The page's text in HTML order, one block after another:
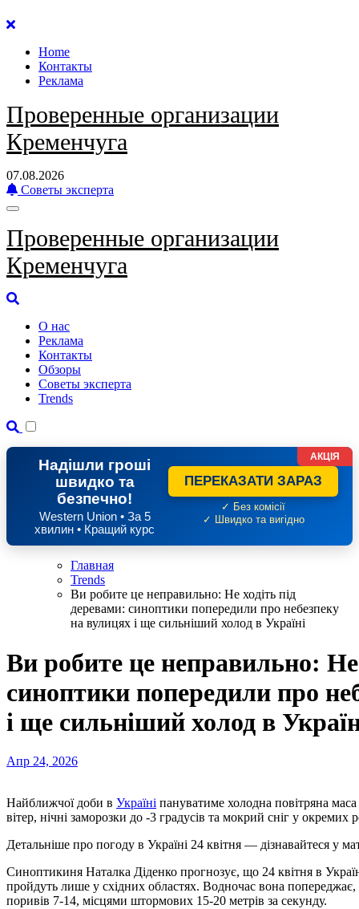
Перейти
содержанию
Home
Контакты
Реклама
Проверенные организации
Кременчуга
07.08.2026
Советы эксперта
Проверенные организации
Кременчуга
О нас
Реклама
Контакты
Обзоры
Советы эксперта
Trends
Надішли гроші
швидко та
безпечно!
Western Union • За 5
хвилин • Кращий курс
ПЕРЕКАЗАТИ ЗАРАЗ
✓ Без комісії
✓ Швидко та вигідно
АКЦІЯ
Главная
Trends
Ви робите це неправильно: Не ходіть під
деревами: синоптики попередили про небезпеку
на вулицях і ще сильніший холод в Україні
Ви робите це неправильно: Не
синоптики попередили про
і ще сильніший холод в
Апр 24, 2026
Найближчої доби в Україні пануватиме холодна повітряна
вітер, нічні заморозки до -3 градусів та мокрий сніг у окремих
Детальніше про погоду в Україні 24 квітня — дізнавайтеся у
Синоптикиня Наталка Діденко прогнозує, що 24 квітня в
пройдуть лише у східних областях. Водночас вона
поривів 7-14, місцями штормових 15-20 метрів за секунду.